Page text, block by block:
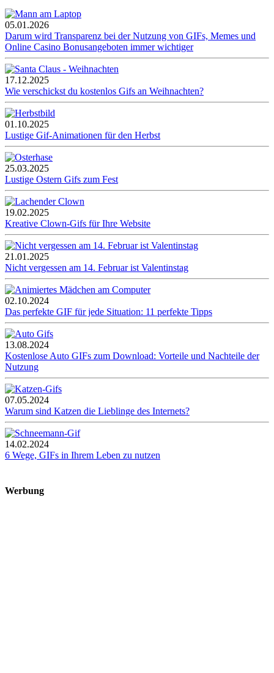
05.01.2026
Darum wird Transparenz bei der Nutzung von GIFs, Memes und
Online Casino Bonusangeboten immer wichtiger
17.12.2025
Wie verschickst du kostenlos Gifs an Weihnachten?
01.10.2025
Lustige Gif-Animationen für den Herbst
25.03.2025
Lustige Ostern Gifs zum Fest
19.02.2025
Kreative Clown-Gifs für Ihre Website
21.01.2025
Nicht vergessen am 14. Februar ist Valentinstag
02.10.2024
Das perfekte GIF für jede Situation: 11 perfekte Tipps
13.08.2024
Kostenlose Auto GIFs zum Download: Vorteile und Nachteile der
Nutzung
07.05.2024
Warum sind Katzen die Lieblinge des Internets?
14.02.2024
6 Wege, GIFs in Ihrem Leben zu nutzen
Werbung